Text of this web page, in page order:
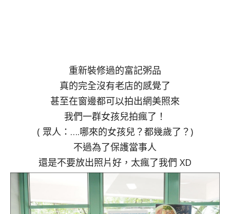
重新裝修過的富記粥品
真的完全沒有老店的感覺了
甚至在窗邊都可以拍出網美照來
我們一群女孩兒拍瘋了！
( 眾人：….哪來的女孩兒？都幾歲了？)
不過為了保護當事人
還是不要放出照片好，太瘋了我們 XD